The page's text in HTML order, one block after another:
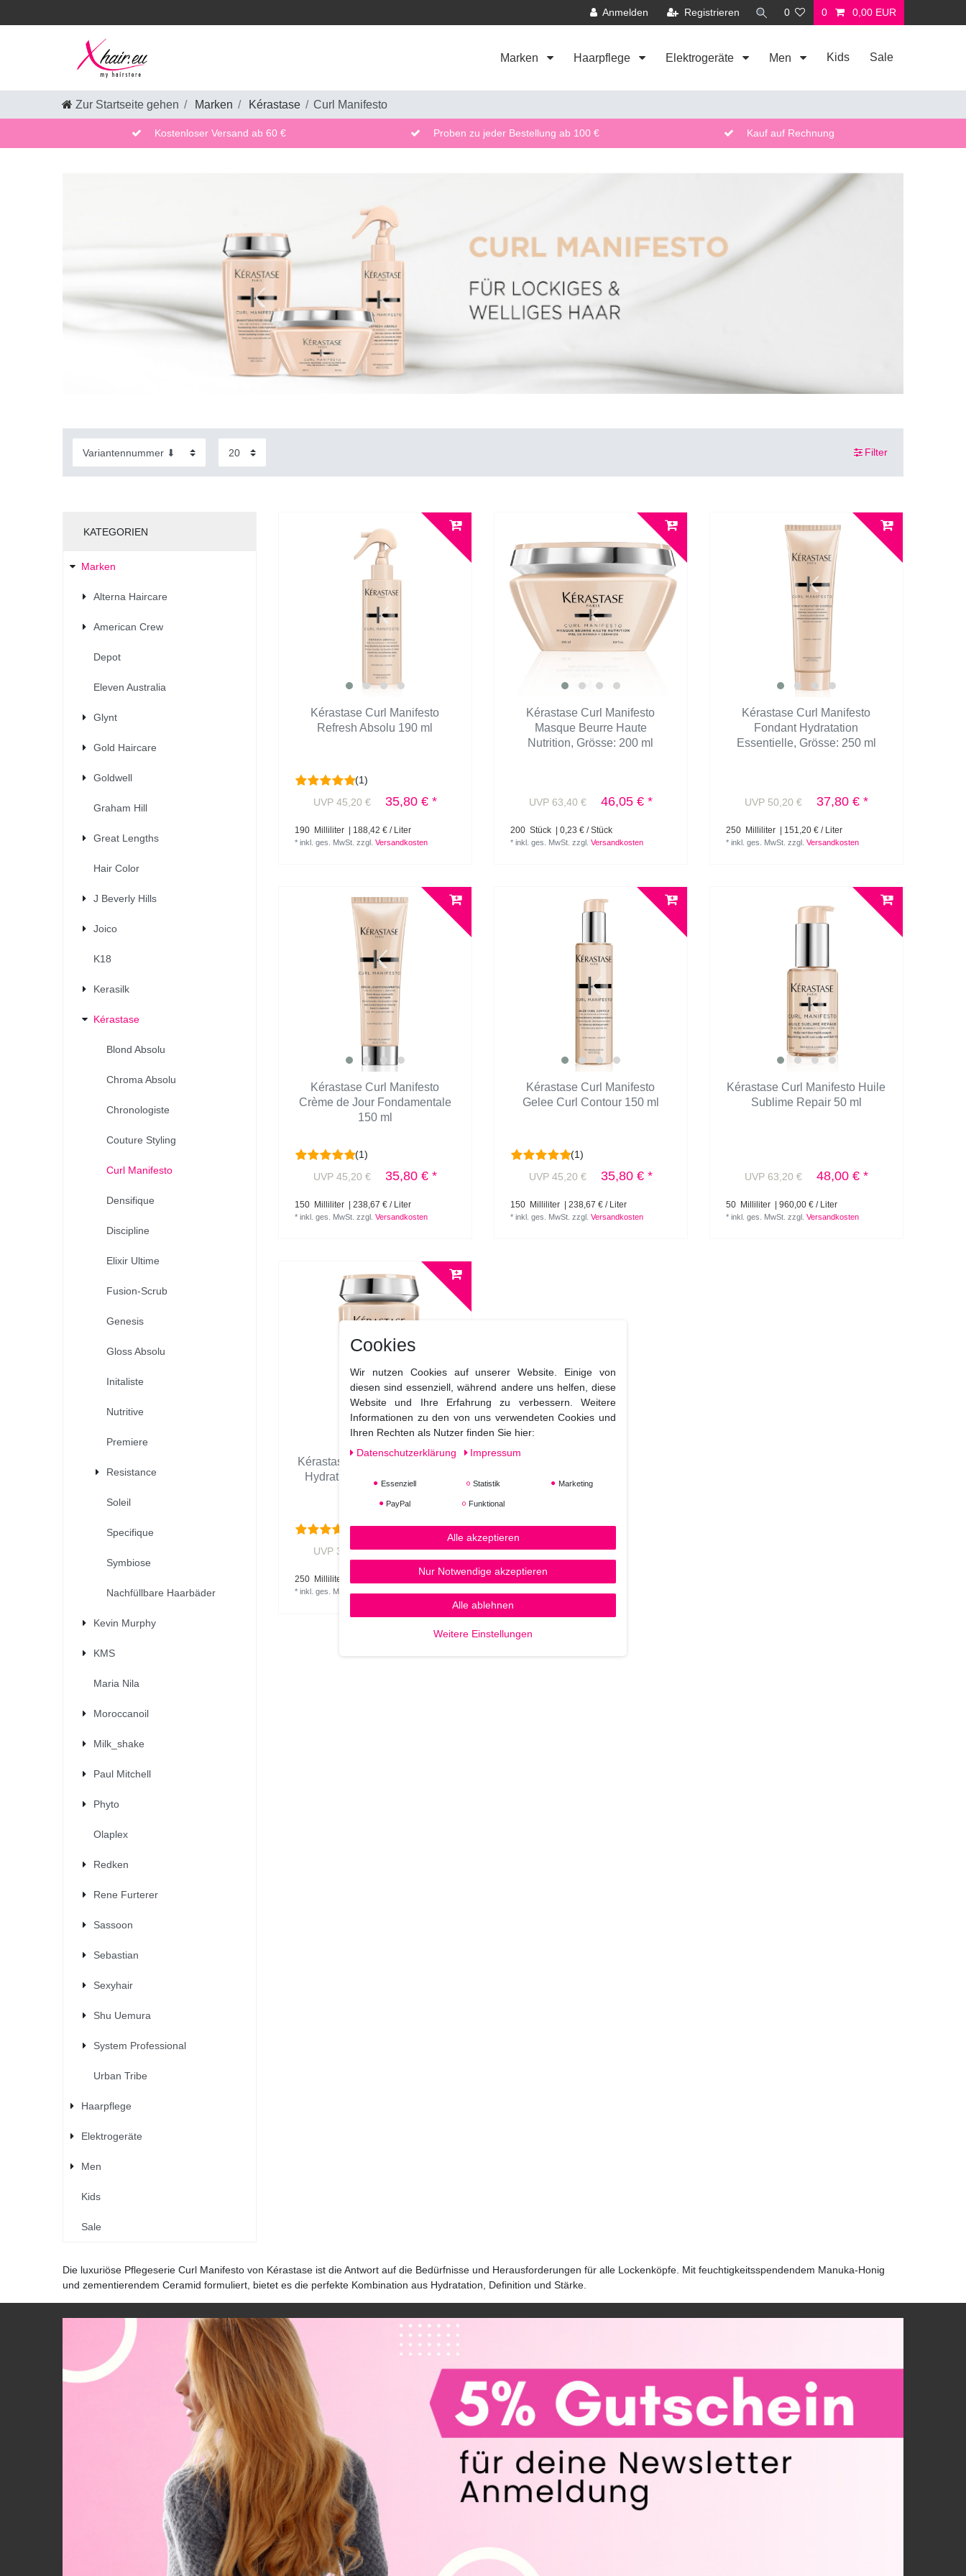
Anmelden Registrieren 0 0 0,00 EUR
Marken Haarpflege Elektrogeräte Men Kids Sale
Zur Startseite gehen Marken Kérastase Curl Manifesto
Kostenloser Versand ab 60 € Proben zu jeder Bestellung ab 100 € Kauf auf Rechnung
Filter
KATEGORIEN
Marken
Alterna Haircare
American Crew
Depot
Eleven Australia
Glynt
Gold Haircare
Goldwell
Graham Hill
Great Lengths
Hair Color
J Beverly Hills
Joico
K18
Kerasilk
Kérastase
Blond Absolu
Chroma Absolu
Chronologiste
Couture Styling
Curl Manifesto
Densifique
Discipline
Elixir Ultime
Fusion-Scrub
Genesis
Gloss Absolu
Initaliste
Nutritive
Premiere
Resistance
Soleil
Specifique
Symbiose
Nachfüllbare Haarbäder
Kevin Murphy
KMS
Maria Nila
Moroccanoil
Milk_shake
Paul Mitchell
Phyto
Olaplex
Redken
Rene Furterer
Sassoon
Sebastian
Sexyhair
Shu Uemura
System Professional
Urban Tribe
Haarpflege
Elektrogeräte
Men
Kids
Sale
Kérastase Curl Manifesto
Refresh Absolu 190 ml
(1)
UVP 45,20 €
35,80 € *
190 Milliliter | 188,42 € / Liter
*inkl. ges. MwSt. zzgl.Versandkosten
Kérastase Curl Manifesto
Masque Beurre Haute
Nutrition, Grösse: 200 ml
UVP 63,40 € 46,05 € *
200 Stück | 0,23 € / Stück
*inkl. ges. MwSt. zzgl.Versandkosten
Kérastase Curl Manifesto
Fondant Hydratation
Essentielle, Grösse: 250 ml
UVP 50,20 € 37,80 € *
250 Milliliter | 151,20 € / Liter
*inkl. ges. MwSt. zzgl.Versandkosten
Kérastase Curl Manifesto
Crème de Jour Fondamentale
150 ml
(1)
UVP 45,20 €
35,80 € *
150 Milliliter | 238,67 € / Liter
*inkl. ges. MwSt. zzgl.Versandkosten
Kérastase Curl Manifesto
Gelee Curl Contour 150 ml
(1)
UVP 45,20 €
35,80 € *
150 Milliliter | 238,67 € / Liter
*inkl. ges. MwSt. zzgl.Versandkosten
Kérastase Curl Manifesto Huile
Sublime Repair 50 ml
UVP 63,20 € 48,00 € *
50 Milliliter | 960,00 € / Liter
*inkl. ges. MwSt. zzgl.Versandkosten
Kérastase Curl Manifesto Bain
Hydration Douceur
(2)
UVP 35,00 €
27,70 € *
250 Milliliter
*inkl. ges. MwSt.zzgl.Versandkosten
Die luxuriöse Pflegeserie Curl Manifesto von Kérastase ist die Antwort auf die Bedürfnisse und Herausforderungen für alle Lockenköpfe. Mit feuchtigkeitsspendendem Manuka-Honig
und zementierendem Ceramid formuliert, bietet es die perfekte Kombination aus Hydratation, Definition und Stärke.
Cookies
Wir nutzen Cookies auf unserer Website. Einige von
diesen sind essenziell, während andere uns helfen, diese
Website und Ihre Erfahrung zu verbessern. Weitere
Informationen zu den von uns verwendeten Cookies und
Ihren Rechten als Nutzer finden Sie hier:
Daten­schutz­erklärung
Impressum
Essenziell Statistik Marketing
PayPal Funktional
Alle akzeptieren
Nur Notwendige akzeptieren
Alle ablehnen
Weitere Einstellungen